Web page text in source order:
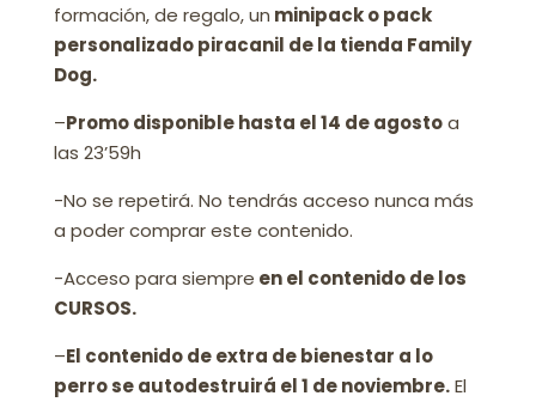
formación, de regalo, un minipack o pack
personalizado piracanil de la tienda Family
Dog.
–Promo disponible hasta el 14 de agostoa
las 23’59h
-No se repetirá. No tendrás acceso nunca más
a poder comprar este contenido.
-Acceso para siempre en el contenido de los
CURSOS.
–El contenido de extra de bienestar a lo
perro se autodestruirá el 1 de noviembre.El